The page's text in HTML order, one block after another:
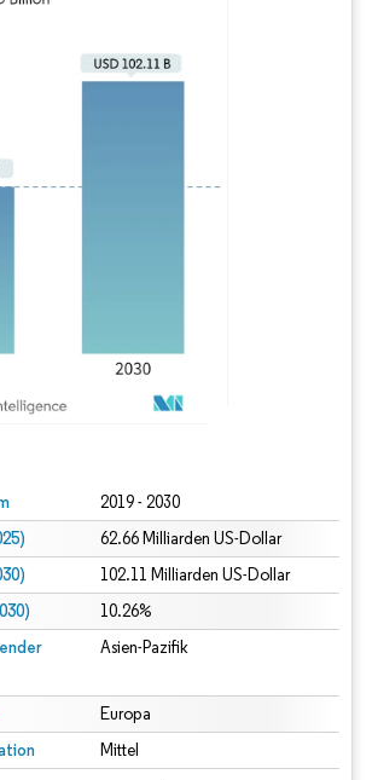
2019 - 2030
62.66 Milliarden US-Dollar
102.11 Milliarden US-Dollar
10.26%
Asien-Pazifik
Europa
Mittel